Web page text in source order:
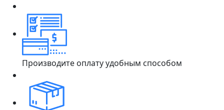
Производите оплату удобным способом